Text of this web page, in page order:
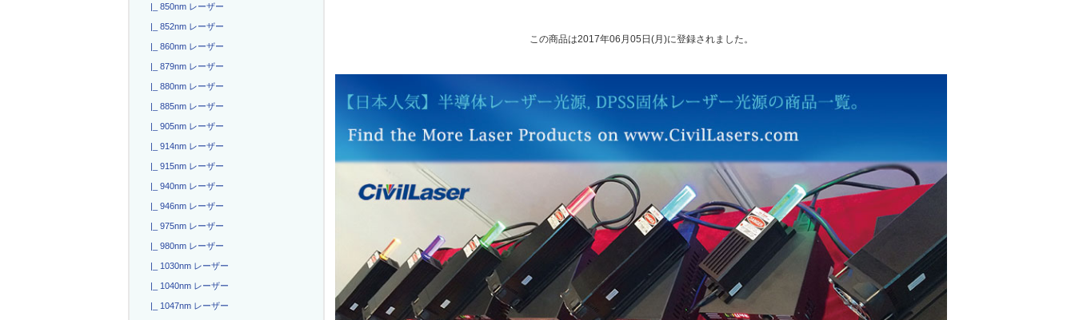
|_ 850nm レーザー
|_ 852nm レーザー
|_ 860nm レーザー
|_ 879nm レーザー
|_ 880nm レーザー
|_ 885nm レーザー
|_ 905nm レーザー
|_ 914nm レーザー
|_ 915nm レーザー
|_ 940nm レーザー
|_ 946nm レーザー
|_ 975nm レーザー
|_ 980nm レーザー
|_ 1030nm レーザー
|_ 1040nm レーザー
|_ 1047nm レーザー
この商品は2017年06月05日(月)に登録されました。